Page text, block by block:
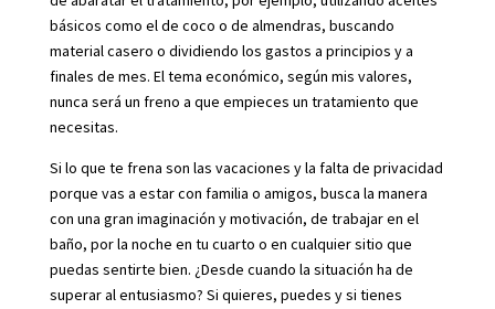
básicos como el de coco o de almendras, buscando
material casero o dividiendo los gastos a principios y a
finales de mes. El tema económico, según mis valores,
nunca será un freno a que empieces un tratamiento que
necesitas.
Si lo que te frena son las vacaciones y la falta de privacidad
porque vas a estar con familia o amigos, busca la manera
con una gran imaginación y motivación, de trabajar en el
baño, por la noche en tu cuarto o en cualquier sitio que
puedas sentirte bien. ¿Desde cuando la situación ha de
superar al entusiasmo? Si quieres, puedes y si tienes